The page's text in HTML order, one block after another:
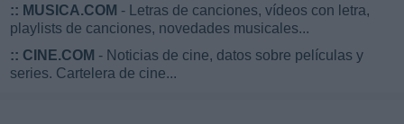
:: MUSICA.COM - Letras de canciones, vídeos con letra,
playlists de canciones, novedades musicales...
:: CINE.COM - Noticias de cine, datos sobre películas y
series. Cartelera de cine...